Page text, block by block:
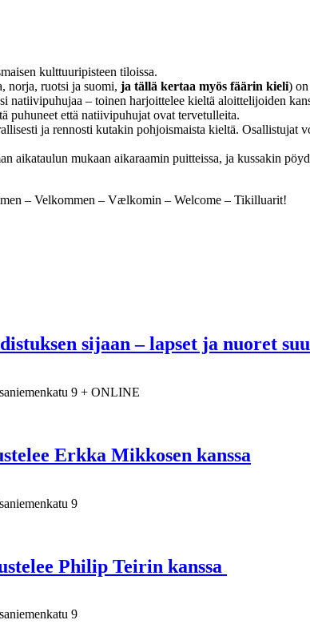
kulttuuripisteen tiloissa.
norja, ruotsi ja suomi, ja tällä kertaa myös fäärin kieli)
natiivipuhujaa – toinen harjoittelee kieltä aloittelijoiden
puhuneet että natiivipuhujat ovat tervetulleita.
ja rennosti kutakin pohjoismaista kieltä. Osallistujat
aikataulun mukaan aikaraamin puitteissa, ja kussakin
– Velkommen – Vælkomin – Welcome – Tikilluarit!
sijaan – lapset ja nuoret
9 + ONLINE
Erkka Mikkosen kanssa
9
Philip Teirin kanssa
9